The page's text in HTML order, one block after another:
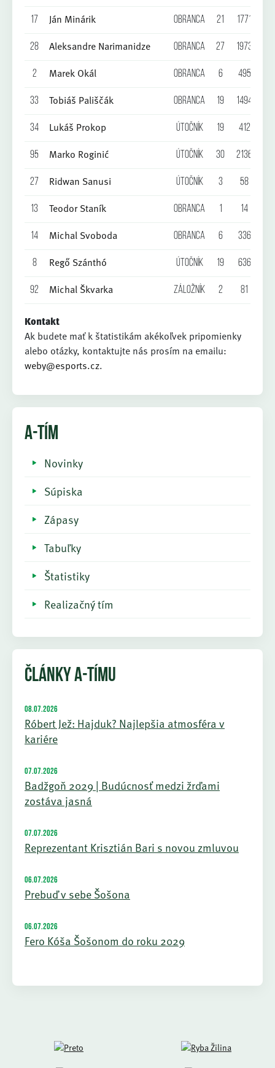
17 Ján Minárik Obranca 21 1771
28 Aleksandre Narimanidze Obranca 27 1973
2 Marek Okál Obranca 6 495
33 Tobiáš Pališčák Obranca 19 1494
34 Lukáš Prokop Útočník 19 412
95 Marko Roginić Útočník 30 2136
27 Ridwan Sanusi Útočník 3 58
13 Teodor Staník Obranca 1 14
14 Michal Svoboda Obranca 6 336
8 Regő Szánthó Útočník 19 636
92 Michal Škvarka Záložník 2 81
Kontakt
Ak budete mať k štatistikám akékoľvek pripomienky
alebo otázky, kontaktujte nás prosím na emailu:
weby@esports.cz.
A-TÍM
Novinky
Súpiska
Zápasy
Tabuľky
Štatistiky
Realizačný tím
ČLÁNKY A-TÍMU
08.07.2026
Róbert Jež: Hajduk? Najlepšia atmosféra v
kariére
07.07.2026
Badžgoň 2029 | Budúcnosť medzi žrďami
zostáva jasná
07.07.2026
Reprezentant Krisztián Bari s novou zmluvou
06.07.2026
Prebuď v sebe Šošona
06.07.2026
Fero Kóša Šošonom do roku 2029